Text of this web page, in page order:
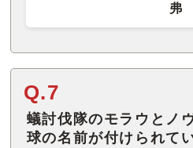
弗
Q.7
蟻討伐隊のモラウとノ
球の名前が付けられて